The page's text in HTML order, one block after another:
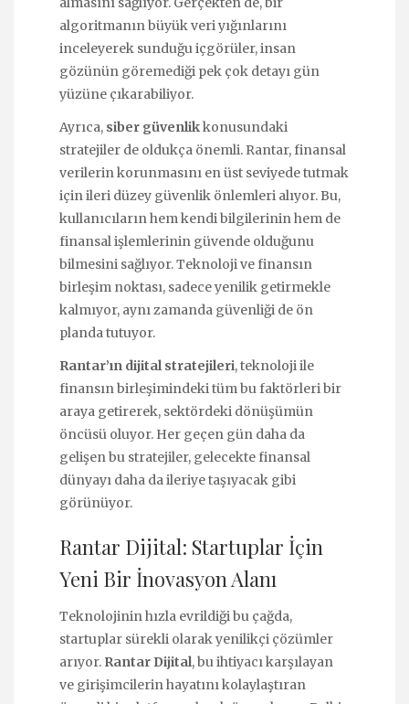
algoritmanın büyük veri yığınlarını
inceleyerek sunduğu içgörüler, insan
gözünün göremediği pek çok detayı gün
yüzüne çıkarabiliyor.
Ayrıca, siber güvenlikkonusundaki
stratejiler de oldukça önemli. Rantar, finansal
verilerin korunmasını en üst seviyede tutmak
için ileri düzey güvenlik önlemleri alıyor. Bu,
kullanıcıların hem kendi bilgilerinin hem de
finansal işlemlerinin güvende olduğunu
bilmesini sağlıyor. Teknoloji ve finansın
birleşim noktası, sadece yenilik getirmekle
kalmıyor, aynı zamanda güvenliği de ön
planda tutuyor.
Rantar’ın dijital stratejileri, teknoloji ile
finansın birleşimindeki tüm bu faktörleri bir
araya getirerek, sektördeki dönüşümün
öncüsü oluyor. Her geçen gün daha da
gelişen bu stratejiler, gelecekte finansal
dünyayı daha da ileriye taşıyacak gibi
görünüyor.
Rantar Dijital: Startuplar İçin
Yeni Bir İnovasyon Alanı
Teknolojinin hızla evrildiği bu çağda,
startuplar sürekli olarak yenilikçi çözümler
arıyor. Rantar Dijital, bu ihtiyacı karşılayan
ve girişimcilerin hayatını kolaylaştıran